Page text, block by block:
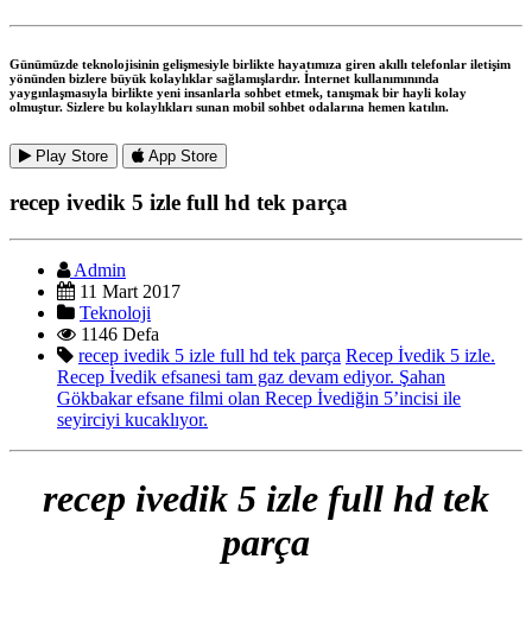
Günümüzde teknolojisinin gelişmesiyle birlikte hayatımıza giren akıllı telefonlar iletişim
yönünden bizlere büyük kolaylıklar sağlamışlardır. İnternet kullanımınında
yaygınlaşmasıyla birlikte yeni insanlarla sohbet etmek, tanışmak bir hayli kolay
olmuştur. Sizlere bu kolaylıkları sunan mobil sohbet odalarına hemen katılın.
Play Store App Store
recep ivedik 5 izle full hd tek parça
Admin
11 Mart 2017
Teknoloji
1146 Defa
recep ivedik 5 izle full hd tek parça Recep İvedik 5 izle.
Recep İvedik efsanesi tam gaz devam ediyor. Şahan
Gökbakar efsane filmi olan Recep İvediğin 5’incisi ile
seyirciyi kucaklıyor.
recep ivedik 5 izle full hd tek
parça